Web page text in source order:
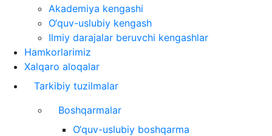
Akademiya kengashi
O‘quv-uslubiy kengash
Ilmiy darajalar beruvchi kengashlar
Hamkorlarimiz
Xalqaro aloqalar
Tarkibiy tuzilmalar
Boshqarmalar
O‘quv-uslubiy boshqarma